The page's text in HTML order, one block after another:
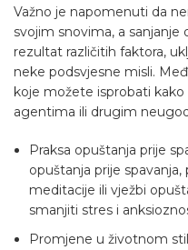
Važno je napomenuti da
svojim snovima, a
rezultat različitih faktora,
neke podsvjesne misli.
koje možete isprobati
agentima ili drugim
Praksa opuštanja prije
opuštanja prije
meditacije ili vježbi
smanjiti stres i
Promjene u životnom